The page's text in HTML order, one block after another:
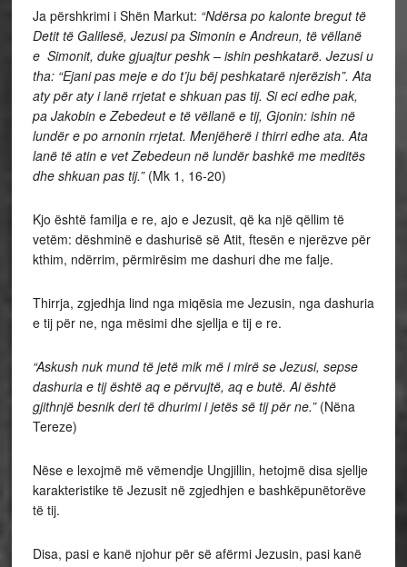
Ja përshkrimi i Shën Markut: “Ndërsa po kalonte bregut të
Detit të Galilesë, Jezusi pa Simonin e Andreun, të vëllanë
e Simonit, duke gjuajtur peshk – ishin peshkatarë. Jezusi u
tha: “Ejani pas meje e do t’ju bëj peshkatarë njerëzish”. Ata
aty për aty i lanë rrjetat e shkuan pas tij. Si eci edhe pak,
pa Jakobin e Zebedeut e të vëllanë e tij, Gjonin: ishin në
lundër e po arnonin rrjetat. Menjëherë i thirri edhe ata. Ata
lanë të atin e vet Zebedeun në lundër bashkë me meditës
dhe shkuan pas tij.” (Mk 1, 16-20)
Kjo është familja e re, ajo e Jezusit, që ka një qëllim të
vetëm: dëshminë e dashurisë së Atit, ftesën e njerëzve për
kthim, ndërrim, përmirësim me dashuri dhe me falje.
Thirrja, zgjedhja lind nga miqësia me Jezusin, nga dashuria
e tij për ne, nga mësimi dhe sjellja e tij e re.
“Askush nuk mund të jetë mik më i mirë se Jezusi, sepse
dashuria e tij është aq e përvujtë, aq e butë. Ai është
gjithnjë besnik deri të dhurimi i jetës së tij për ne.” (Nëna
Tereze)
Nëse e lexojmë më vëmendje Ungjillin, hetojmë disa sjellje
karakteristike të Jezusit në zgjedhjen e bashkëpunëtorëve
të tij.
Disa, pasi e kanë njohur për së afërmi Jezusin, pasi kanë